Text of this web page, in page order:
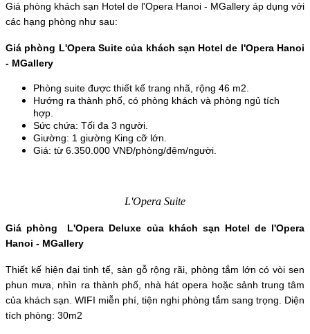
Giá phòng khách sạn Hotel de l'Opera Hanoi - MGallery áp dụng với
các hạng phòng như sau:
Giá phòng L'Opera Suite của khách sạn Hotel de l'Opera Hanoi
- MGallery
Phòng suite được thiết kế trang nhã, rộng 46 m2.
Hướng ra thành phố, có phòng khách và phòng ngủ tích
hợp.
Sức chứa: Tối đa 3 người.
Giường: 1 giường King cỡ lớn.
Giá: từ 6.350.000 VNĐ/phòng/đêm/người.
L'Opera Suite
Giá phòng  L'Opera Deluxe của khách sạn Hotel de l'Opera
Hanoi - MGallery
Thiết kế hiện đại tinh tế, sàn gỗ rộng rãi, phòng tắm lớn có vòi sen
phun mưa, nhìn ra thành phố, nhà hát opera hoặc sảnh trung tâm
của khách sạn. WIFI miễn phí, tiện nghi phòng tắm sang trọng. Diện
tích phòng: 30m2